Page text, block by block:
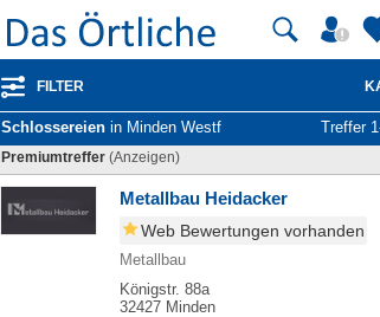
FILTER
Schlossereien in Minden Westf Treffer
Premiumtreffer (Anzeigen)
Metallbau Heidacker
Web Bewertungen vorhanden
Metallbau
Königstr. 88a
32427 Minden